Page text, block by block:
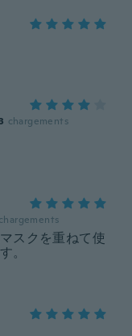
chargements
chargements
スクを重ねて使
。